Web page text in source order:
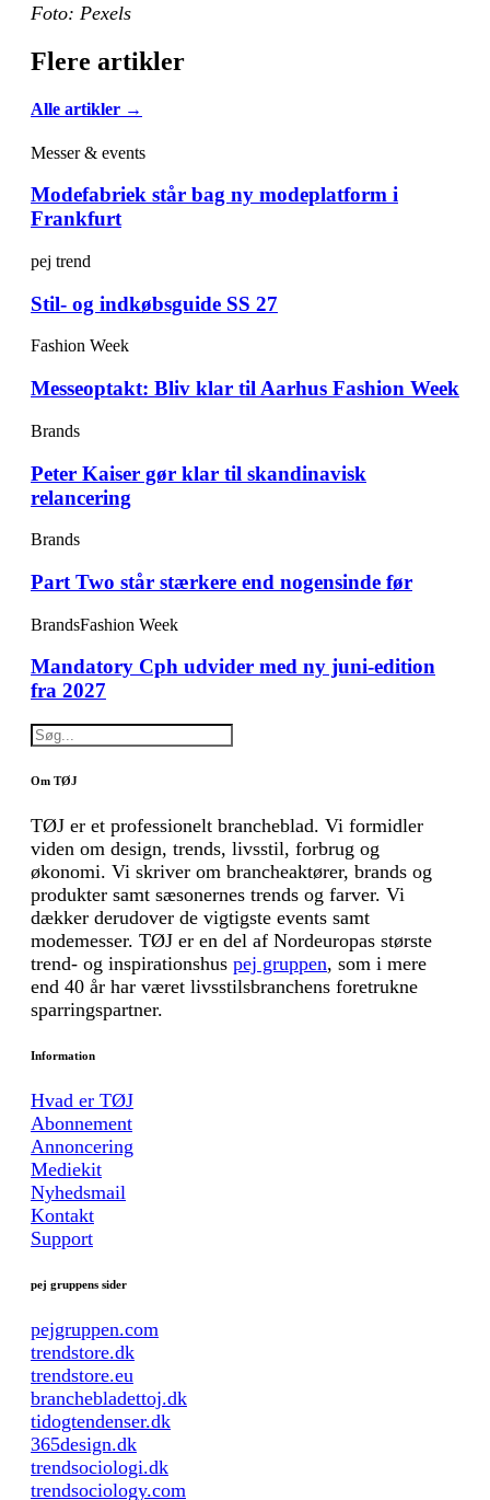
Foto: Pexels
Flere artikler
Alle artikler →
Messer & events
Modefabriek står bag ny modeplatform i
Frankfurt
pej trend
Stil- og indkøbsguide SS 27
Fashion Week
Messeoptakt: Bliv klar til Aarhus Fashion Week
Brands
Peter Kaiser gør klar til skandinavisk
relancering
Brands
Part Two står stærkere end nogensinde før
BrandsFashion Week
Mandatory Cph udvider med ny juni-edition
fra 2027
Om TØJ
TØJ er et professionelt brancheblad. Vi formidler
viden om design, trends, livsstil, forbrug og
økonomi. Vi skriver om brancheaktører, brands og
produkter samt sæsonernes trends og farver. Vi
dækker derudover de vigtigste events samt
modemesser. TØJ er en del af Nordeuropas største
trend- og inspirationshus pej gruppen, som i mere
end 40 år har været livsstilsbranchens foretrukne
sparringspartner.
Information
Hvad er TØJ
Abonnement
Annoncering
Mediekit
Nyhedsmail
Kontakt
Support
pej gruppens sider
pejgruppen.com
trendstore.dk
trendstore.eu
branchebladettoj.dk
tidogtendenser.dk
365design.dk
trendsociologi.dk
trendsociology.com